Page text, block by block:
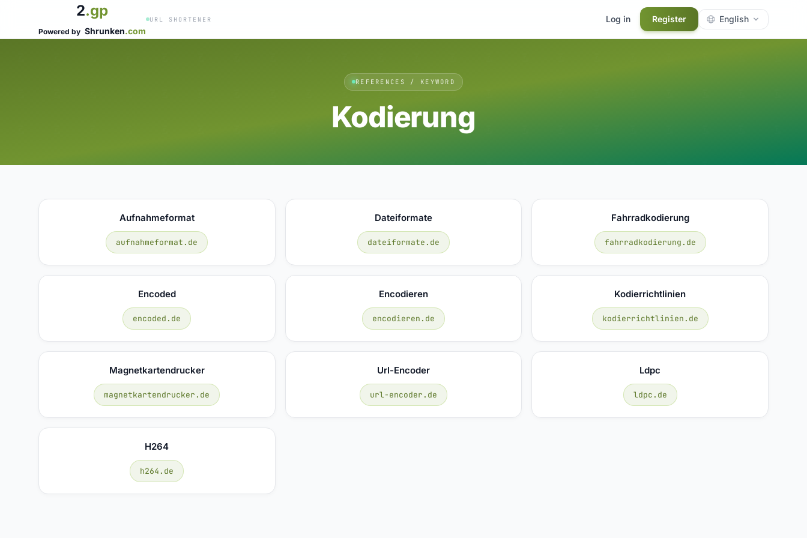
2.gp
Powered by Shrunken.com
URL SHORTENER Log in Register English
REFERENCES / KEYWORD
Kodierung
Aufnahmeformat
aufnahmeformat.de
Dateiformate
dateiformate.de
Fahrradkodierung
fahrradkodierung.de
Encoded
encoded.de
Encodieren
encodieren.de
Kodierrichtlinien
kodierrichtlinien.de
Magnetkartendrucker
magnetkartendrucker.de
Url-Encoder
url-encoder.de
Ldpc
ldpc.de
H264
h264.de